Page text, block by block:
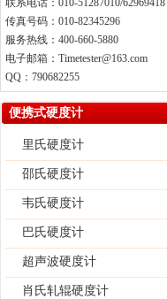
联系电话：010-51287010/62969418
传真号码：010-82345296
服务热线：400-660-5880
电子邮箱：Timetester@163.com
QQ：790682255
便携式硬度计
里氏硬度计
邵氏硬度计
韦氏硬度计
巴氏硬度计
超声波硬度计
肖氏轧辊硬度计